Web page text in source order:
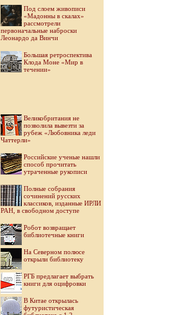
Под слоем живописи
«Мадонны в скалах»
рассмотрели
первоначальные наброски
Леонардо да Винчи
Большая ретроспектива
Клода Моне «Мир в
течении»
Великобритания не
позволила вывезти за
рубеж «Любовника леди
Чаттерли»
Российские ученые нашли
способ прочитать
утраченные рукописи
Полные собрания
сочинений русских
классиков, изданные ИРЛИ
РАН, в свободном доступе
Робот возвращает
библиотечные книги
На Северном полюсе
открыли библиотеку
РГБ предлагает выбрать
книги для оцифровки
В Китае открылась
футуристическая